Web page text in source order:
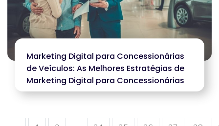
Marketing Digital para Concessionárias
de Veículos: As Melhores Estratégias de
Marketing Digital para Concessionárias